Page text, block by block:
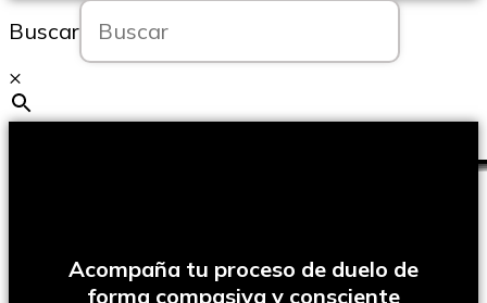
Buscar
×
Acompaña tu proceso de duelo de
forma compasiva y consciente